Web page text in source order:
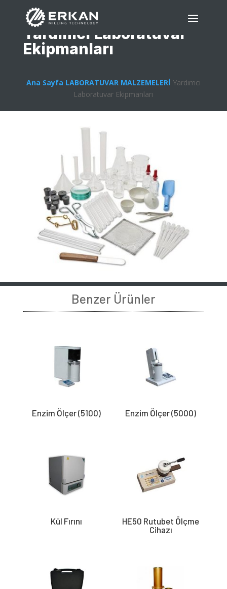
Yardımcı Laboratuvar
Ekipmanları
Ana Sayfa LABORATUVAR MALZEMELERİ Yardımcı
Laboratuvar Ekipmanları
Benzer Ürünler
Enzim Ölçer (5100) Enzim Ölçer (5000)
Kül Fırını
HE50 Rutubet Ölçme
Cihazı